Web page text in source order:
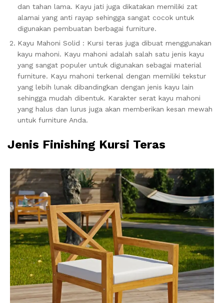
dan tahan lama. Kayu jati juga dikatakan memiliki zat
alamai yang anti rayap sehingga sangat cocok untuk
digunakan pembuatan berbagai furniture.
Kayu Mahoni Solid : Kursi teras juga dibuat menggunakan
kayu mahoni. Kayu mahoni adalah salah satu jenis kayu
yang sangat populer untuk digunakan sebagai material
furniture. Kayu mahoni terkenal dengan memiliki tekstur
yang lebih lunak dibandingkan dengan jenis kayu lain
sehingga mudah dibentuk. Karakter serat kayu mahoni
yang halus dan lurus juga akan memberikan kesan mewah
untuk furniture Anda.
Jenis Finishing Kursi Teras